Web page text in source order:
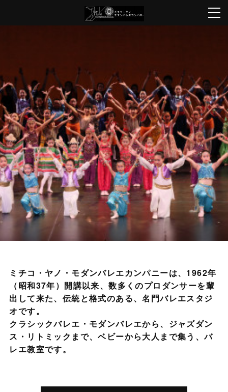
ミチコ・ヤノ・モダンバレエカンパニーは、1962年
（昭和37年）開講以来、数多くのプロダンサーを輩
出して来た、伝統と格式のある、名門バレエスタジ
オです。
クラシックバレエ・モダンバレエから、ジャズダン
ス・リトミックまで、ベビーから大人まで集う、バ
レエ教室です。